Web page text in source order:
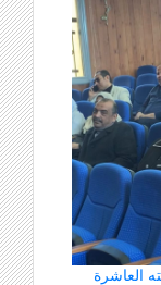
العاشرة